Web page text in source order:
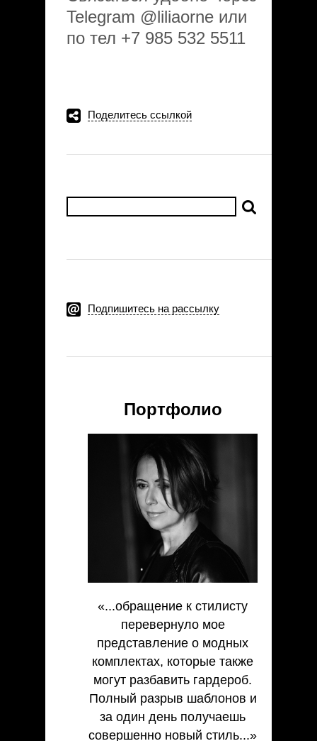
Telegram @liliaorne или
по тел +7 985 532 5511
Поделитесь ссылкой
Подпишитесь на рассылку
Портфолио
«...обращение к стилисту
перевернуло мое
представление о модных
комплектах, которые также
могут разбавить гардероб.
Полный разрыв шаблонов и
за один день получаешь
совершенно новый стиль...»